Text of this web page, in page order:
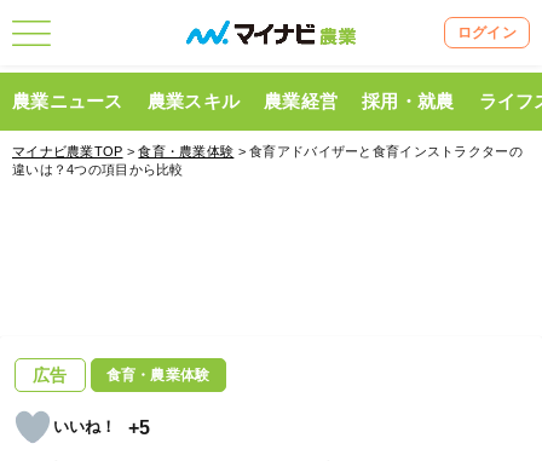
ログイン
農業ニュース 農業スキル 農業経営 採用・就農 ライフ
マイナビ農業TOP >食育・農業体験 > 食育アドバイザーと食育インストラクターの
違いは？4つの項目から比較
広告 食育・農業体験
+5